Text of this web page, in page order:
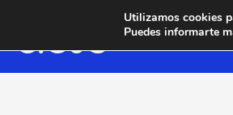
Utilizamos cookies
Puedes informarte